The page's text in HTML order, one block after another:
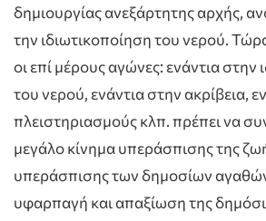
δημιουργίας ανεξάρτητης αρχής,
την ιδιωτικοποίηση του νερού.
οι επί μέρους αγώνες: ενάντια στην
του νερού, ενάντια στην ακρίβεια,
πλειστηριασμούς κλπ. πρέπει να
μεγάλο κίνημα υπεράσπισης της
υπεράσπισης των δημοσίων
υφαρπαγή και απαξίωση της